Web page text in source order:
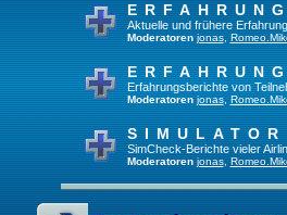
Aktuelle und frühere
Moderatoren jonas,
Erfahrungsberichte von
Moderatoren jonas,
SimCheck-Berichte vieler
Moderatoren jonas,